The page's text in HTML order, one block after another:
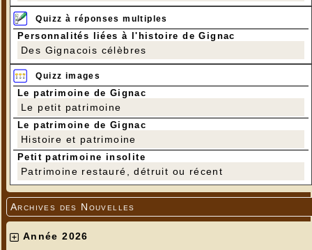
Quizz à réponses multiples
Personnalités liées à l'histoire de Gignac
Des Gignacois célèbres
Quizz images
Le patrimoine de Gignac
Le petit patrimoine
Le patrimoine de Gignac
Histoire et patrimoine
Petit patrimoine insolite
Patrimoine restauré, détruit ou récent
Archives des Nouvelles
Année 2026